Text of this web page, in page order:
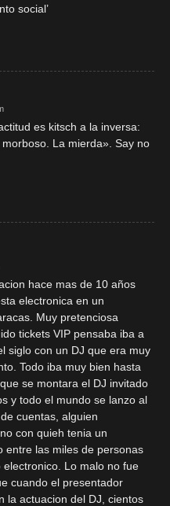
social’
es kitsch a la inversa:
La mierda». Say no
hace mas de 10 años
electronica en un
Muy pretenciosa
tickets VIP pensaba iba a
siglo con un DJ que era muy
Todo iba muy bien hasta
se montara el DJ invitado
y todo el mundo se lanzo al
cuentas, alguien
con quieh tenia un
entre las miles de personas
Lo malo no fue
cuando el presentador
la actuacion del DJ, cientos